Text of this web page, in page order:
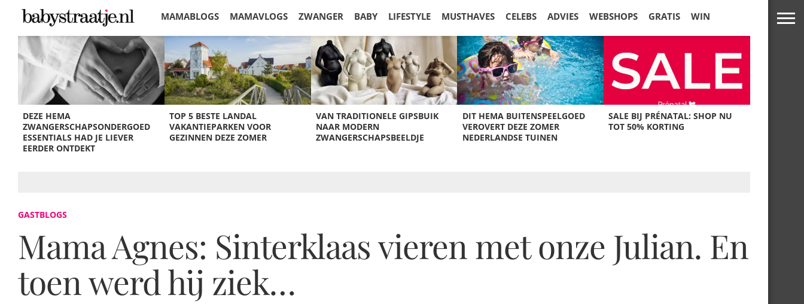
MAMABLOGS MAMAVLOGS ZWANGER BABY LIFESTYLE MUSTHAVES CELEBS ADVIES WEBSHOPS GRATIS WIN
KORTINGEN
DEZE HEMA
ZWANGERSCHAPSONDERGOED
ESSENTIALS HAD JE LIEVER
EERDER ONTDEKT
TOP 5 BESTE LANDAL
VAKANTIEPARKEN VOOR
GEZINNEN DEZE ZOMER
VAN TRADITIONELE GIPSBUIK
NAAR MODERN
ZWANGERSCHAPSBEELDJE
DIT HEMA BUITENSPEELGOED
VEROVERT DEZE ZOMER
NEDERLANDSE TUINEN
SALE BIJ PRÉNATAL: SHOP NU
TOT 50% KORTING
GASTBLOGS
Mama Agnes: Sinterklaas vieren met onze Julian. En
toen werd hij ziek…